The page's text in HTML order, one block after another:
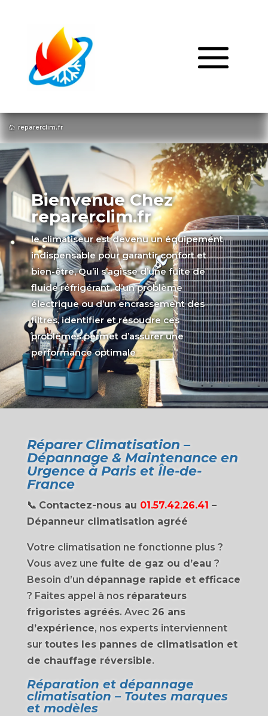
 reparerclim.fr
Bienvenue Chez
reparerclim.fr
le climatiseur est devenu un équipement
indispensable pour garantir confort et
bien-être, Qu’il s’agisse d’une fuite de
fluide réfrigérant, d’un problème
électrique ou d’un encrassement des
filtres, identifier et résoudre ces
problèmes permet d’assurer une
performance optimale
Réparer Climatisation –
Dépannage & Maintenance en
Urgence à Paris et Île-de-
France
📞 Contactez-nous au 01.57.42.26.41 –
Dépanneur climatisation agréé
Votre climatisation ne fonctionne plus ?
Vous avez une fuite de gaz ou d’eau ?
Besoin d’un dépannage rapide et efficace
? Faites appel à nos réparateurs
frigoristes agréés. Avec 26 ans
d’expérience, nos experts interviennent
sur toutes les pannes de climatisation et
de chauffage réversible.
Réparation et dépannage
climatisation – Toutes marques
et modèles